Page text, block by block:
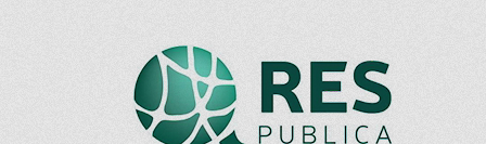
Šumadijski
Šumadijski centar za građanski aktivizam